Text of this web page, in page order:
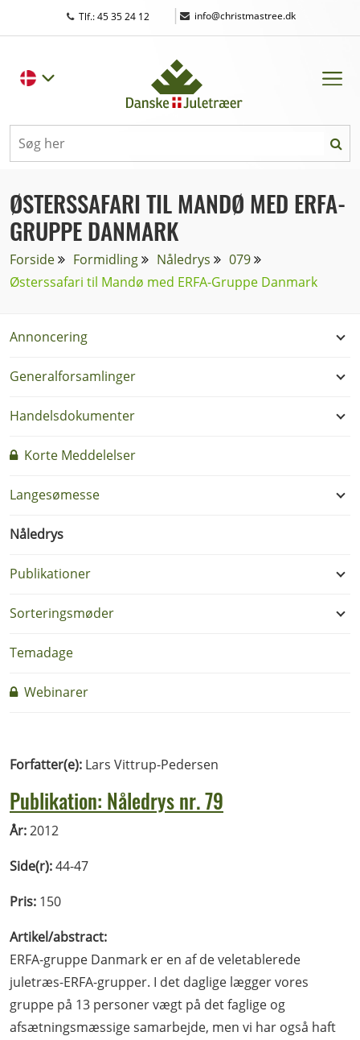
Tlf.: 45 35 24 12 | info@christmastree.dk
ØSTERSSAFARI TIL MANDØ MED ERFA-
GRUPPE DANMARK
Forside Formidling Nåledrys
079
Østerssafari til Mandø med ERFA-Gruppe Danmark
Annoncering
Generalforsamlinger
Handelsdokumenter
Korte Meddelelser
Langesømesse
Nåledrys
Publikationer
Sorteringsmøder
Temadage
Webinarer
Forfatter(e): Lars Vittrup-Pedersen
Publikation: Nåledrys nr. 79
År:2012
Side(r):44-47
Pris: 150
Artikel/abstract:
ERFA-gruppe Danmark er en af de veletablerede
juletræs-ERFA-grupper. I det daglige lægger vores
gruppe på 13 personer vægt på det faglige og
afsætningsmæssige samarbejde, men vi har også haft